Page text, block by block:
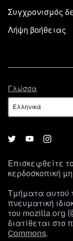
Συγχρονισμός
Λήψη βοήθειας
Γλώσσα
Επισκεφθείτε
κερδοσκοπική
Τμήματα αυτού
πνευματική
του mozilla.org
διατίθεται στο
Commons.